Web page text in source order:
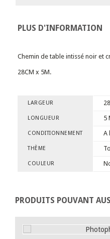
PLUS D'INFORMATION
Chemin de table intissé noir et
28CM x 5M.
LARGEUR
LONGUEUR 5
CONDITIONNEMENT A
THÈME
COULEUR